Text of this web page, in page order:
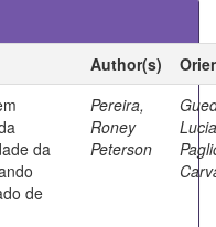
Author(s)
da
de
Pereira,
Roney
Peterson